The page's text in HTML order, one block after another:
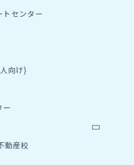
トセンター
向け)
ー
動産校